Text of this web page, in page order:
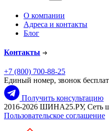
О компании
Адреса и контакты
Блог
Контакты
+7 (800) 700-88-25
Единый номер, звонок
Получить консультацию
2016-2026 ШИНА25.РУ, Сеть
Пользовательское соглашение